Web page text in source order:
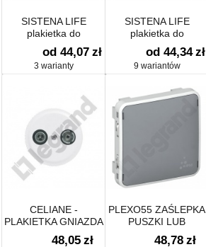
SISTENA LIFE
plakietka do
regulatorów
oświetlenia
od 44,07 zł
3 warianty
SISTENA LIFE
plakietka do
ściemniacza
od 44,34 zł
9 wariantów
CELIANE -
PLAKIETKA GNIAZDA
TV-RD
48,05 zł
PLEXO55 ZAŚLEPKA
PUSZKI LUB
UCHWYTU SZARA
48,78 zł